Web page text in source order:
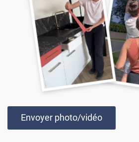
Envoyer photo/vidéo